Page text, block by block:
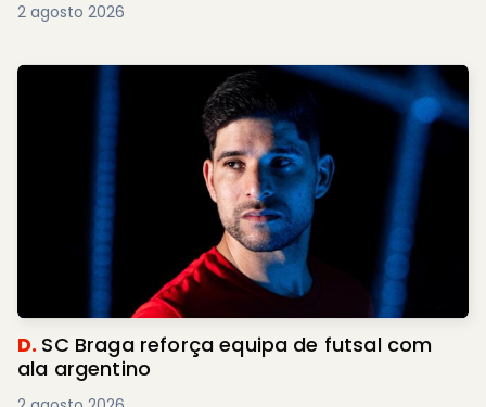
2 agosto 2026
D. SC Braga reforça equipa de futsal com
ala argentino